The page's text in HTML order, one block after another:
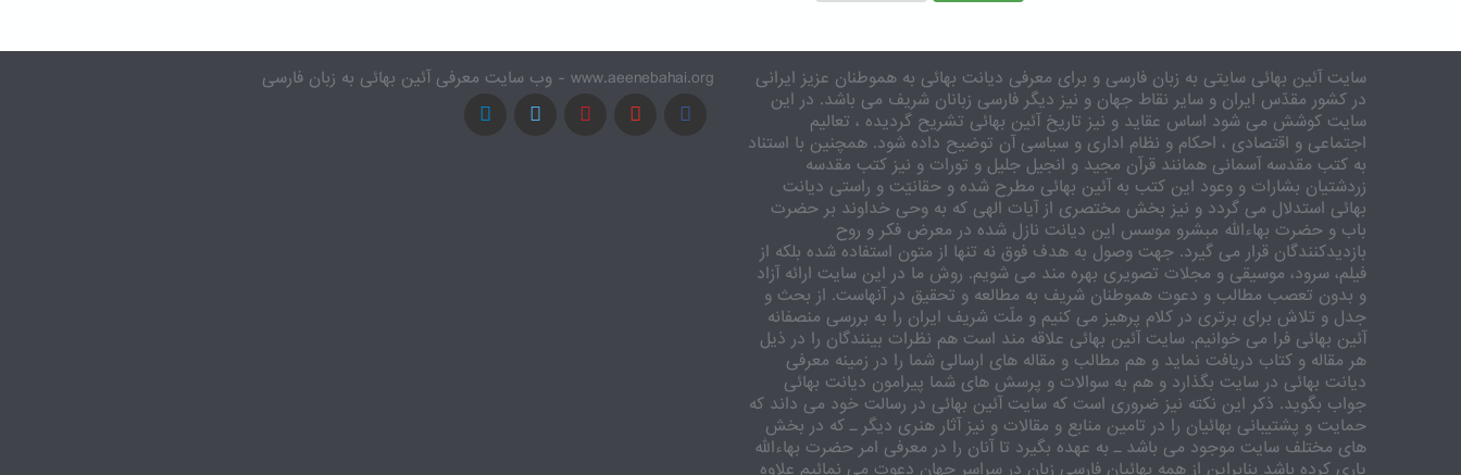
www.aeenebahai.org - وب سایت معرفی آئین بهائی به زبان فارسی
سایت آئین بهائی سایتی به زبان فارسی و برای معرفی دیانت بهائی به هموطنان عزیز ایرانی
در کشور مقدّس ایران و سایر نقاط جهان و نیز دیگر فارسی زبانان شریف می باشد. در این
سایت کوشش می شود اساس عقاید و نیز تاریخ آئین بهائی تشریح گردیده ، تعالیم
اجتماعی و اقتصادی ، احکام و نظام اداری و سیاسی آن توضیح داده شود. همچنین با استناد
به کتب مقدسه آسمانی همانند قرآن مجید و انجیل جلیل و تورات و نیز کتب مقدسه
زردشتیان بشارات و وعود این کتب به آئین بهائی مطرح شده و حقانیّت و راستی دیانت
بهائی استدلال می گردد و نیز بخش مختصری از آیات الهی که به وحی خداوند بر حضرت
باب و حضرت بهاءالله مبشرو موسس این دیانت نازل شده در معرض فکر و روح
بازدیدکنندگان قرار می گیرد. جهت وصول به هدف فوق نه تنها از متون استفاده شده بلکه از
فیلم، سرود، موسیقی و مجلات تصویری بهره مند می شویم. روش ما در این سایت ارائه آزاد
و بدون تعصب مطالب و دعوت هموطنان شریف به مطالعه و تحقیق در آنهاست. از بحث و
جدل و تلاش برای برتری در کلام پرهیز می کنیم و ملّت شریف ایران را به بررسی منصفانه
آئین بهائی فرا می خوانیم. سایت آئین بهائی علاقه مند است هم نظرات بینندگان را در ذیل
هر مقاله و کتاب دریافت نماید و هم مطالب و مقاله های ارسالی شما را در زمینه معرفی
دیانت بهائی در سایت بگذارد و هم به سوالات و پرسش های شما پیرامون دیانت بهائی
جواب بگوید. ذکر این نکته نیز ضروری است که سایت آئین بهائی در رسالت خود می داند که
حمایت و پشتیبانی بهائیان را در تامین منابع و مقالات و نیز آثار هنری دیگر ـ که در بخش
های مختلف سایت موجود می باشد ـ به عهده بگیرد تا آنان را در معرفی امر حضرت بهاءالله
یاری کرده باشد بنابراین از همه بهائیان فارسی زبان در سراسر جهان دعوت می نمائیم علاوه